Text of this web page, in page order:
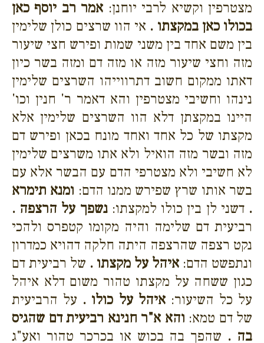
מצטרפין וקשיא לרבי יוחנן: אמר רב יוסף כאן
בכולו כאן במקצתו . אי הוו שרצים כולן שלימין
בין משם אחד בין משני שמות ופירש חצי שיעור
מזה וחצי שיעור מזה או מזה דם ומזה בשר כיון
דאתו ממקום חשוב דתרווייהו השרצים שלימין
נינהו וחשיבי מצטרפין והא דאמר ר' חנין וכו'
היינו במקצתן דלא הוו השרצים שלימין אלא
מקצתו של כל אחד ואחד מונח בכאן ופירש דם
מזה ובשר מזה הואיל ולא אתו משרצים שלימין
לא חשיבי ולא מצטרפי הדם עם הבשר אלא עם
בשר אותו שרץ שפירש ממנו הדם: ומנא תימרא
. דשני לן בין כולו למקצתו:נשפך על הרצפה .
רביעית דם שלימה והיה מקומו קטפרס ולהכי
נקט רצפה שהרצפה היתה חלקה דהויא כמדרון
ונתפשט הדם: איהל על מקצתו . של רביעית דם
כגון ששחה על מקצתו טהור משום דלא איהל
על כל השיעור:איהל על כולו . על הרביעית
של דם טמא: והא א"ר חנינא רביעית דם שהגיס
בה . שהפך בה בכוש או בכרכר טהור ואע"ג